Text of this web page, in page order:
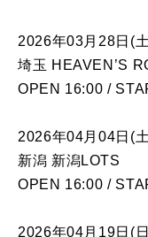
2026年03月28日(
埼玉 HEAVEN’S
OPEN 16:00 /
2026年04月04日
新潟 新潟LOTS
OPEN 16:00 /
2026年04月19日